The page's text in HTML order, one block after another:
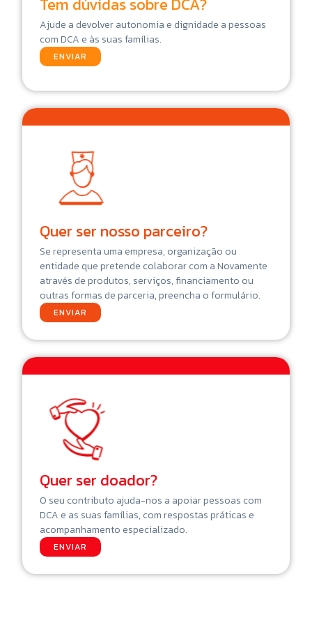
Ajude a devolver autonomia e dignidade a pessoas
com DCA e às suas famílias.
ENVIAR
Quer ser nosso parceiro?
Se representa uma empresa, organização ou
entidade que pretende colaborar com a Novamente
através de produtos, serviços, financiamento ou
outras formas de parceria, preencha o formulário.
ENVIAR
Quer ser doador?
O seu contributo ajuda-nos a apoiar pessoas com
DCA e as suas famílias, com respostas práticas e
acompanhamento especializado.
ENVIAR